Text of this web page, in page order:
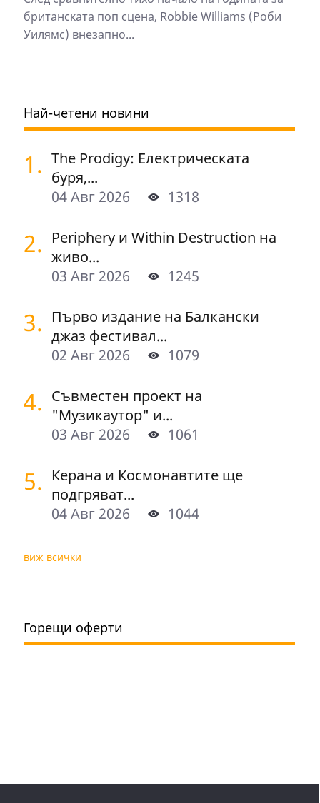
британската поп сцена, Robbie Williams (Роби
Уилямс) внезапно...
Най-четени новини
1. The Prodigy: Електрическата
буря,...
04 Авг 2026
1318
2. Periphery и Within Destruction на
живо...
03 Авг 2026
1245
3. Първо издание на Балкански
джаз фестивал...
02 Авг 2026
1079
4. Съвместен проект на
"Музикаутор" и...
03 Авг 2026
1061
5. Керана и Космонавтите ще
подгряват...
04 Авг 2026
1044
виж всички
Горещи оферти